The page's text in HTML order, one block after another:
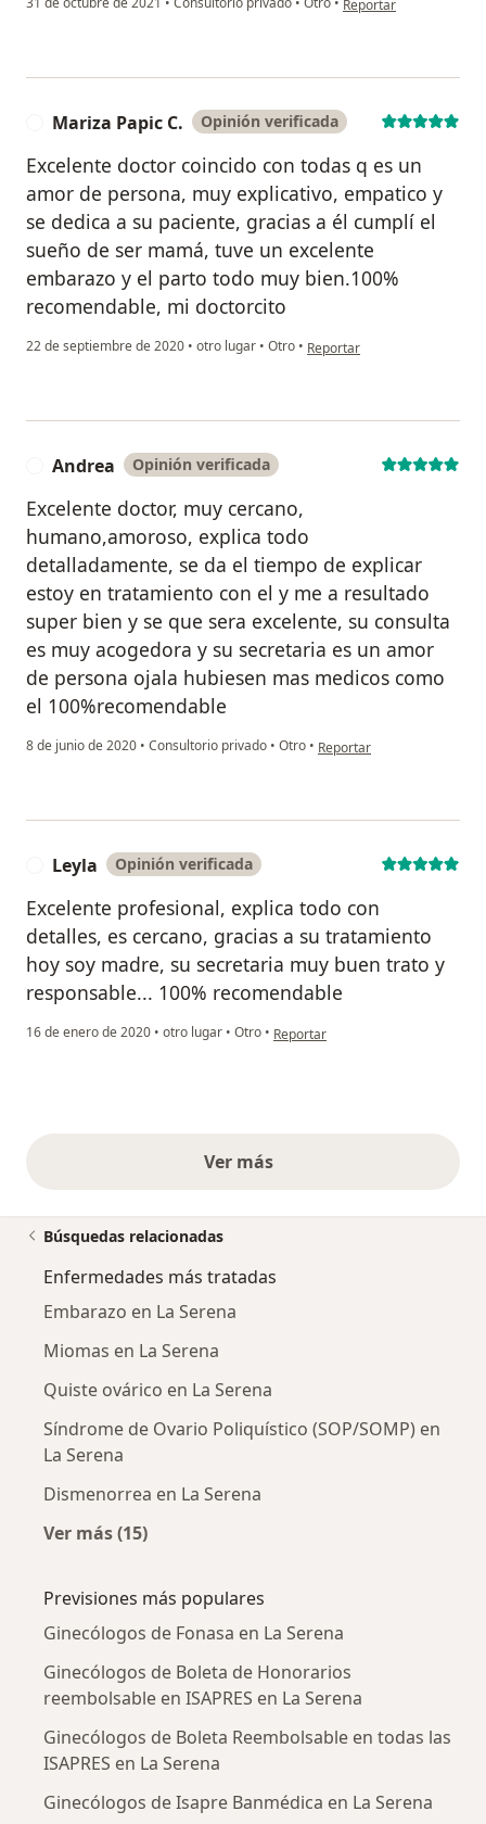
Reportar
Mariza Papic C. Opinión verificada
Excelente doctor coincido con todas q es un
amor de persona, muy explicativo, empatico y
se dedica a su paciente, gracias a él cumplí el
sueño de ser mamá, tuve un excelente
embarazo y el parto todo muy bien.100%
recomendable, mi doctorcito
22 de septiembre de 2020 • otro lugar • Otro • en opinión del usuario Mariza
Reportar
Andrea Opinión verificada
Excelente doctor, muy cercano,
humano,amoroso, explica todo
detalladamente, se da el tiempo de explicar
estoy en tratamiento con el y me a resultado
super bien y se que sera excelente, su consulta
es muy acogedora y su secretaria es un amor
de persona ojala hubiesen mas medicos como
el 100%recomendable
8 de junio de 2020 • Consultorio privado • Otro • en opinión del usuario
Reportar
Leyla Opinión verificada
Excelente profesional, explica todo con
detalles, es cercano, gracias a su tratamiento
hoy soy madre, su secretaria muy buen trato y
responsable... 100% recomendable
16 de enero de 2020 • otro lugar • Otro • en opinión del usuario Leyla
Reportar
Ver másopiniones anteriores
Búsquedas relacionadas
Enfermedades más tratadas
Embarazo en La Serena
Miomas en La Serena
Quiste ovárico en La Serena
Síndrome de Ovario Poliquístico (SOP/SOMP) en
La Serena
Dismenorrea en La Serena
Ver más (15)
Previsiones más populares
Ginecólogos de Fonasa en La Serena
Ginecólogos de Boleta de Honorarios
reembolsable en ISAPRES en La Serena
Ginecólogos de Boleta Reembolsable en todas las
ISAPRES en La Serena
Ginecólogos de Isapre Banmédica en La Serena